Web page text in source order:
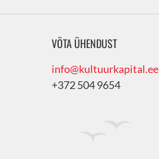
VÕTA ÜHENDUST
info@kultuurkapital.ee
+372 504 9654